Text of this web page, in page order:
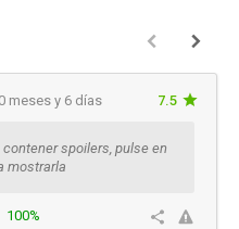
meses y 6 días 7.5
spoilers, pulse en
mostrarla
100%